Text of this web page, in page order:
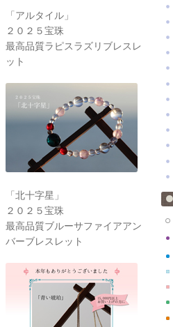
「アルタイル」
２０２５宝珠
最高品質ラピスラズリブレスレ
ット
「北十字星」
２０２５宝珠
最高品質ブルーサファイアアン
バーブレスレット